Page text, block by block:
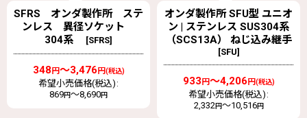
オンダ製作所 SFU型 ユニオ
ン | ステンレス SUS304系
（SCS13A） ねじ込み継手
[SFU]
933円～4,206円(税込)
希望小売価格(税込)
ON403N ピタットステン
ノズルパイプ オーミヤ
[ON403N]
2,500円
希望小売価格(税込): 3,850